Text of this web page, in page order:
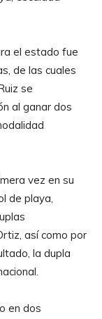
el estado fue
de las cuales
se
al ganar dos
vez en su
de playa,
así como por
la dupla
en dos